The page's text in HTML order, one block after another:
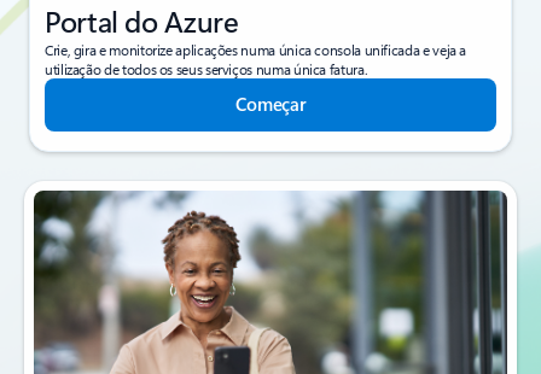
Portal do Azure
Crie, gira e monitorize aplicações numa única consola unificada e veja a
utilização de todos os seus serviços numa única fatura.
Começar